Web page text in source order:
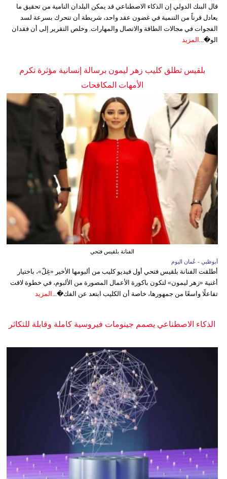
قال البنك الدولي إن الذكاء الاصطناعي قد يمكن البلدان النامية من تحقيق ما
يعادل قرناً من التنمية في غضون عقد واحد، شريطة أن تتحرك بسرعة لسد
الفجوات في مجالات الطاقة والاتصال والمهارات. وخلص التقرير إلى أن فقدان
الو�...
المزيد
بلقيس تطلق كليب زهر ليمون برسالة إنسانية مؤثرة تكرم
الأمهات المكافحات
الفنانة بلقيس فتحي
أبوظبي - عُمان اليوم
أطلقت الفنانة بلقيس فتحي أول فيديو كليب من ألبومها الأخير «غِلّ»، باختيار
أغنية «زهر ليمون» لتكون باكورة الأعمال المصورة من الألبوم، في خطوة لاقت
تفاعلًا واسعًا من جمهورها، خاصة أن الكليب ابتعد عن الفك�... المزيد
الذكاء الاصطناعي يصمم جينومات فيروسية كاملة وقابلة للتكاثر